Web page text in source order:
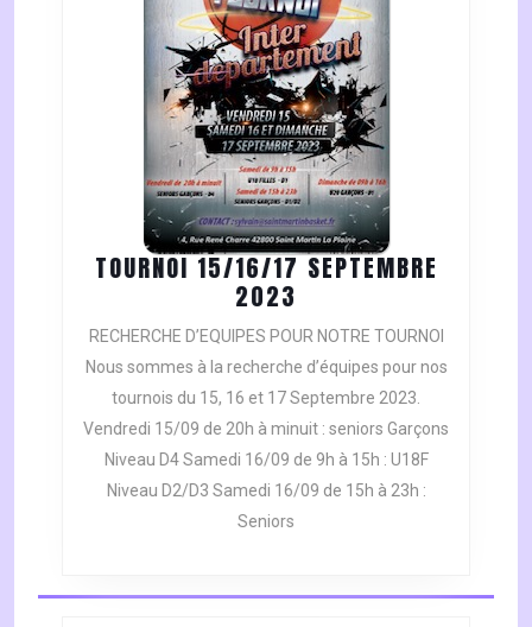
TOURNOI 15/16/17 SEPTEMBRE
2023
15/16/17
SEPTEMBRE
2023
RECHERCHE D’EQUIPES POUR NOTRE TOURNOI
Nous sommes à la recherche d’équipes pour nos
tournois du 15, 16 et 17 Septembre 2023.
Vendredi 15/09 de 20h à minuit : seniors Garçons
Niveau D4 Samedi 16/09 de 9h à 15h : U18F
Niveau D2/D3 Samedi 16/09 de 15h à 23h :
Seniors